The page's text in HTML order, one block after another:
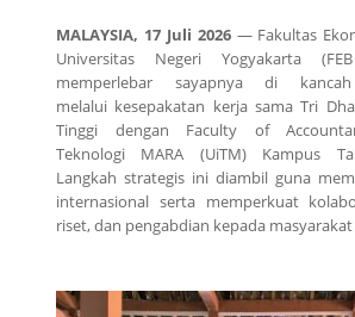
MALAYSIA, 17 Juli 2026— Fakultas
Universitas Negeri Yogyakarta
memperlebar sayapnya di
melalui kesepakatan kerja sama Tri
Tinggi dengan Faculty of
Teknologi MARA (UiTM) Kampus
Langkah strategis ini diambil guna
internasional serta memperkuat
riset, dan pengabdian kepada masyarakat